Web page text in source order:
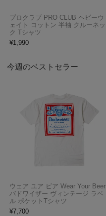
プロクラブ PRO CLUB ヘビーウ
ェイト コットン 半袖 クルーネッ
ク Tシャツ
¥1,990
今週のベストセラー
ウェア ユア ビア Wear Your Beer
バドワイザー ヴィンテージ ラベ
ル ポケットTシャツ
¥7,700